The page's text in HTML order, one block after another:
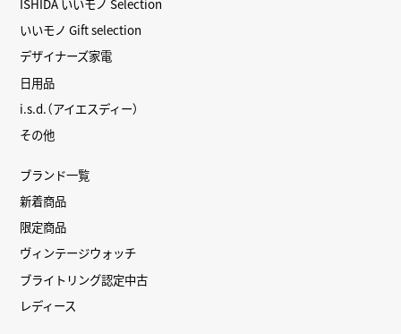
ISHIDA いいモノ Selection
いいモノ Gift selection
デザイナーズ家電
日用品
i.s.d.（アイエスディー）
その他
ブランド一覧
新着商品
限定商品
ヴィンテージウォッチ
ブライトリング認定中古
レディース